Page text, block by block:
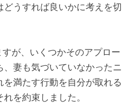
どうすれば良いかに考えを切
が、いくつかそのアプロー
、妻も気づいていなかったニ
を満たす行動を自分が取れる
を約束しました。